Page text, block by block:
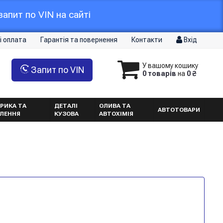
по VIN на сайті
оплата Гарантія та повернення Контакти Вхід
У вашому кошику
0 товарів на 0 ₴
Запит по VIN
ТА
ДЕТАЛІ
КУЗОВА
ОЛИВА ТА
АВТОХІМІЯ
АВТОТОВАРИ